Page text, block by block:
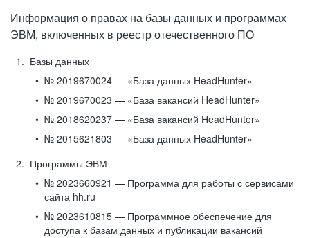
Информация о правах на базы данных и программах
ЭВМ, включенных в реестр отечественного ПО
Базы данных
№ 2019670024 — «База данных HeadHunter»
№ 2019670023 — «База вакансий HeadHunter»
№ 2018620237 — «База вакансий HeadHunter»
№ 2015621803 — «База данных HeadHunter»
Программы ЭВМ
№ 2023660921 — Программа для работы с сервисами
сайта hh.ru
№ 2023610815 — Программное обеспечение для
доступа к базам данных и публикации вакансий